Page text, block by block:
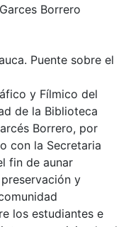
Borrero
Puente sobre el
y Fílmico del
de la Biblioteca
Borrero, por
con la Secretaria
fin de aunar
y
los estudiantes e